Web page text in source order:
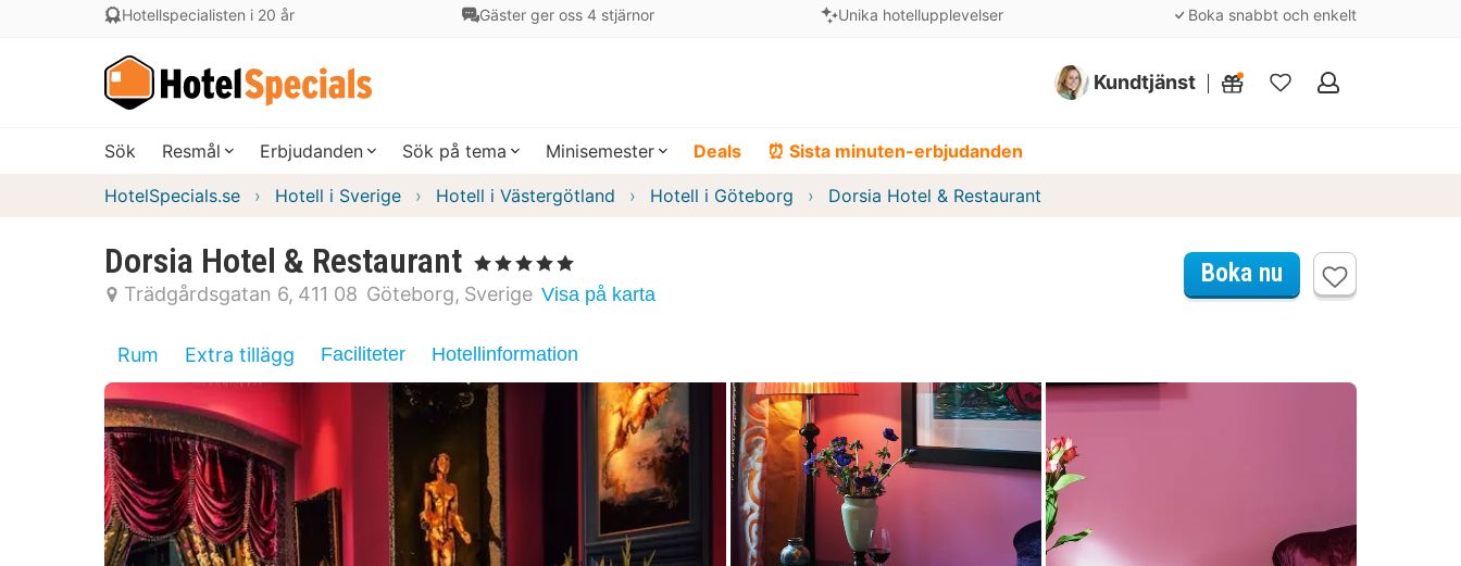
Hotellspecialisten i 20 år Gäster ger oss 4 stjärnor Unika hotellupplevelser Boka snabbt och enkelt
Kundtjänst
Mina
Sök Resmål Erbjudanden Sök på tema Minisemester Deals ⏰ Sista minuten-erbjudanden
HotelSpecials.se Hotell i Sverige Hotell i Västergötland Hotell i Göteborg Dorsia Hotel & Restaurant
Dorsia Hotel & Restaurant , 5 Stjärnor
Trädgårdsgatan 6 411 08 Göteborg Sverige Visa på karta
Boka nu
Rum Extra tillägg Faciliteter Hotellinformation